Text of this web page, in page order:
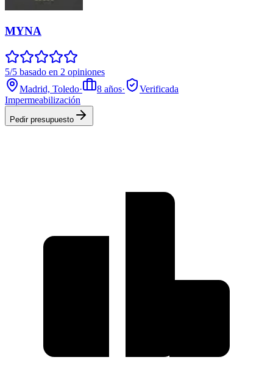
MYNA
5/5 basado en 2 opiniones
Madrid, Toledo· 8 años·
Verificada
Impermeabilización
Pedir presupuesto